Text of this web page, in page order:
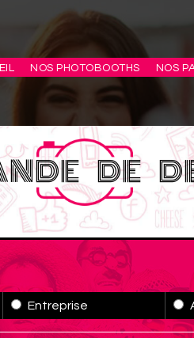
NOS PHOTOBOOTHS NOS
DE
Entreprise